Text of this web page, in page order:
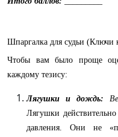
Шпаргалка для судьи (Ключи
Чтобы вам было проще
каждому тезису:
Лягушки и дождь:
Лягушки
давления. Они не